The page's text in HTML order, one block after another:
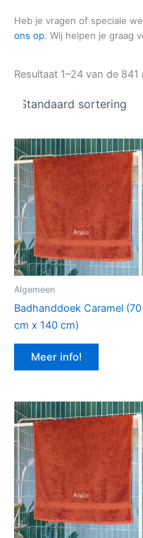
Heb je vragen of speciale
ons op. Wij helpen je graag
Resultaat 1–24 van de
Algemeen
Badhanddoek Caramel (70
cm x 140 cm)
Meer info!